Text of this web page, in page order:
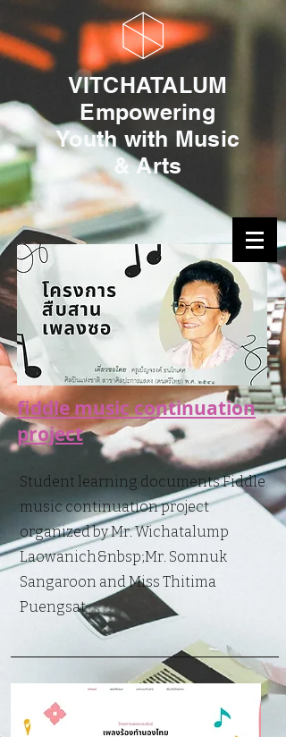
VITCHATALUM
Empowering
Youth with Music
& Arts
Log In
0
1
fiddle music continuation
project
Student learning documents Fiddle
music continuation project
organized by Mr. Wichatalump
Laowanich&nbsp;Mr. Somnuk
Sangaroon and Miss Thitima
Puengsat